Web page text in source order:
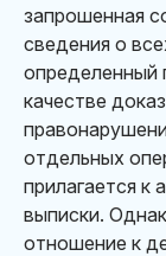
запрошенная
сведения о
определенный
качестве
отдельных
прилагается к
выписки.
отношение к